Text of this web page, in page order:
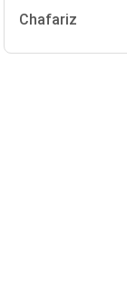
Chafariz